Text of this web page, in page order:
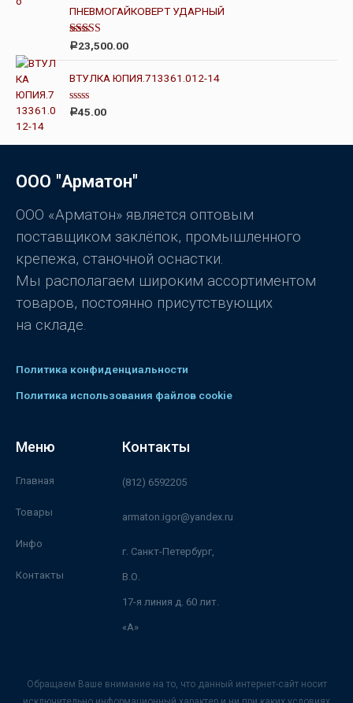
н
к
а
0
и
з
ПНЕВМОГАЙКОВЕРТ УДАРНЫЙ
Оценка
из 5
Р23,500.00
ВТУЛКА ЮПИЯ.713361.012-14
О
и
з
Р45.00
ООО "Арматон"
ООО «Арматон» является оптовым
поставщиком заклёпок, промышленного
крепежа, станочной оснастки.
Мы располагаем широким ассортиментом
товаров, постоянно присутствующих
на складе.
Политика конфиденциальности
Политика использования файлов cookie
Меню
Главная
Товары
Инфо
Контакты
Контакты
(812) 6592205
armaton.igor@yandex.ru
г. Санкт-Петербург,
В.О.
17-я линия д. 60 лит.
«А»
Обращаем Ваше внимание на то, что данный интернет-сайт носит